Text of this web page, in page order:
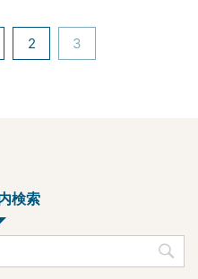
「都市型か郊外型の土地
の違い」についての知
っておいてもらいたい点
もあり、また将来的に土
...
2 3
検索